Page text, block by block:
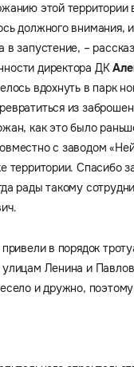
этой территории
должного внимания,
в запустение, –
директора ДК
вдохнуть в парк
из
как это было
с заводом
территории. Спасибо
рады такому
в порядок
Ленина и
и дружно,